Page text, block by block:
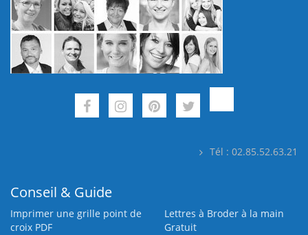
Tél : 02.85.52.63.21
Conseil & Guide
Imprimer une grille point de
croix PDF
Lettres à Broder à la main
Gratuit